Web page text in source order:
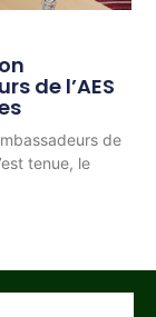
de l’AES
de
tenue, le